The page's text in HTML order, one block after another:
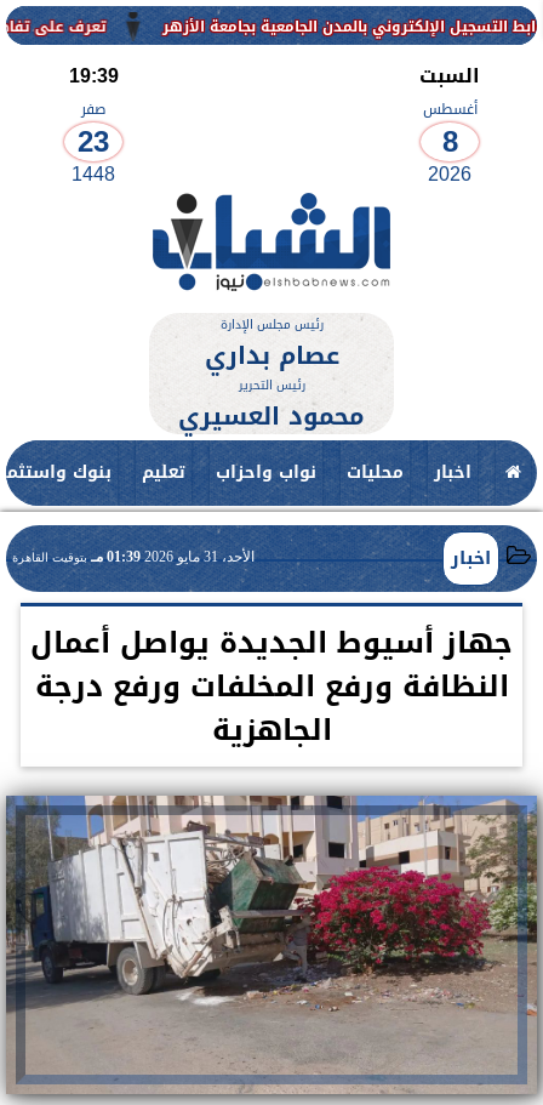
تعرف على تفاصيل وشروط القبول بالمدن الجامعية بجامعة الأزهر
السبت
أغسطس
8
2026
19:39
صفر
23
1448
رئيس مجلس الإدارة
عصام بداري
رئيس التحرير
محمود العسيري
اخبار محليات نواب واحزاب تعليم بنوك
اخبار الأحد، 31 مايو 2026 01:39 مـ بتوقيت القاهرة
جهاز أسيوط الجديدة يواصل أعمال
النظافة ورفع المخلفات ورفع درجة
الجاهزية